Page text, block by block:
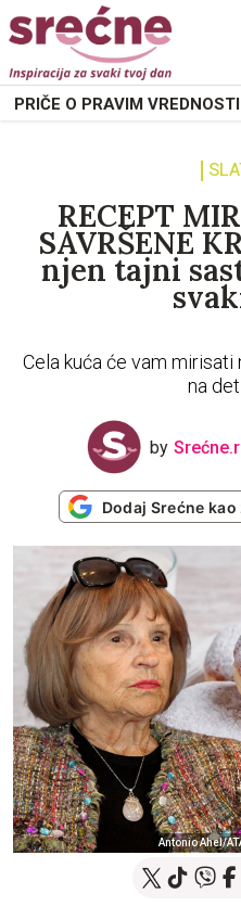
PRIČE O PRAVIM
RECEPT
SAVRŠENE
njen tajni
Cela kuća će vam
na
by
Dodaj Srećne
Antonio Ahel/